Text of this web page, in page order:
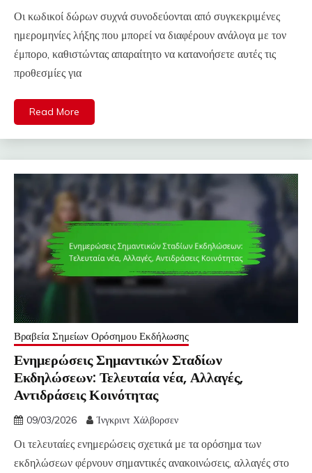
Οι κωδικοί δώρων συχνά συνοδεύονται από συγκεκριμένες
ημερομηνίες λήξης που μπορεί να διαφέρουν ανάλογα με τον
έμπορο, καθιστώντας απαραίτητο να κατανοήσετε αυτές τις
προθεσμίες για
Read More
Βραβεία Σημείων Ορόσημου Εκδήλωσης
Ενημερώσεις Σημαντικών Σταδίων
Εκδηλώσεων: Τελευταία νέα, Αλλαγές,
Αντιδράσεις Κοινότητας
09/03/2026 Ίνγκριντ Χάλβορσεν
Οι τελευταίες ενημερώσεις σχετικά με τα ορόσημα των
εκδηλώσεων φέρνουν σημαντικές ανακοινώσεις, αλλαγές στο